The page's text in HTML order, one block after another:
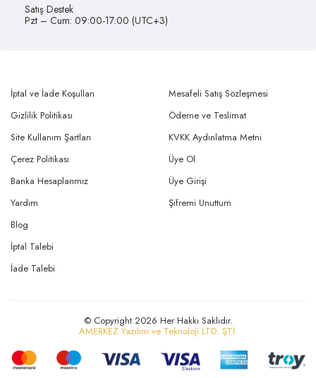
Satış Destek
Pzt – Cum: 09:00-17:00 (UTC+3)
İptal ve İade Koşulları
Gizlilik Politikası
Site Kullanım Şartları
Mesafeli Satış Sözleşmesi
Ödeme ve Teslimat
KVKK Aydınlatma Metni
Çerez Politikası
Banka Hesaplarımız
Yardım
Üye Ol
Üye Girişi
Şifremi Unuttum
Blog
İptal Talebi
İade Talebi
© Copyright 2026 Her Hakkı Saklıdır.
AMERKEZ Yazılım ve Teknoloji LTD. ŞTİ.